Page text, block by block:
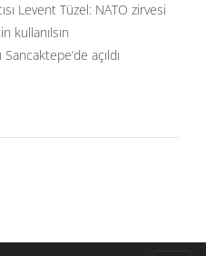
Levent Tüzel: NATO zirvesi
kullanılsın
açıldı